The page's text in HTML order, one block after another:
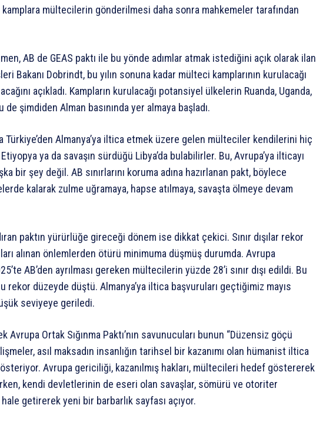
mültecilerin gönderilmesi daha sonra mahkemeler tarafından
AB de GEAS paktı ile bu yönde adımlar atmak istediğini açık olarak ilan
Bakanı Dobrindt, bu yılın sonuna kadar mülteci kamplarının kurulacağı
açıkladı. Kampların kurulacağı potansiyel ülkelerin Ruanda, Uganda,
de şimdiden Alman basınında yer almaya başladı.
Almanya’ya iltica etmek üzere gelen mülteciler kendilerini hiç
Etiyopya ya da savaşın sürdüğü Libya’da bulabilirler. Bu, Avrupa’ya ilticayı
bir şey değil. AB sınırlarını koruma adına hazırlanan pakt, böylece
kalarak zulme uğramaya, hapse atılmaya, savaşta ölmeye devam
paktın yürürlüğe gireceği dönem ise dikkat çekici. Sınır dışılar rekor
alınan önlemlerden ötürü minimuma düşmüş durumda. Avrupa
AB’den ayrılması gereken mültecilerin yüzde 28’i sınır dışı edildi. Bu
rekor düzeyde düştü. Almanya’ya iltica başvuruları geçtiğimiz mayıs
seviyeye geriledi.
Avrupa Ortak Sığınma Paktı’nın savunucuları bunun “Düzensiz göçü
asıl maksadın insanlığın tarihsel bir kazanımı olan hümanist iltica
Avrupa gericiliği, kazanılmış hakları, mültecileri hedef göstererek
kendi devletlerinin de eseri olan savaşlar, sömürü ve otoriter
getirerek yeni bir barbarlık sayfası açıyor.